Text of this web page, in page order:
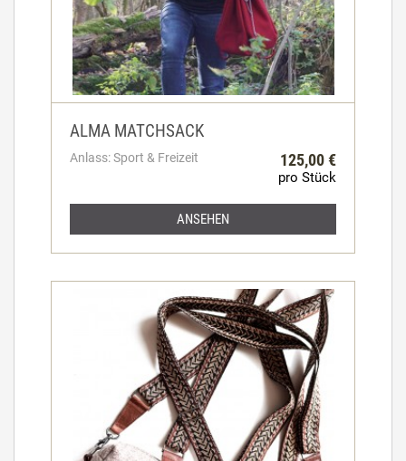
ALMA MATCHSACK
Anlass: Sport & Freizeit 125,00 €
pro Stück
ANSEHEN